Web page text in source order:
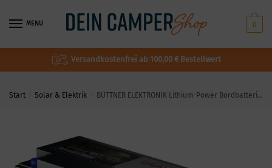
MENU 0
Versandkostenfrei ab 100,00 € Bestellwert
Start Solar & Elektrik BÜTTNER ELEKTRONIK Lithium-Power Bordbatterie Typ MT Li 300 Ah